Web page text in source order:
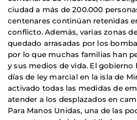
ciudad a más de 200.000
centenares continúan retenidas
conflicto. Además, varias zonas
quedado arrasadas por los
por lo que muchas familias han
y sus medios de vida. El gobierno
días de ley marcial en la isla de
activado todas las medidas de
atender a los desplazados en
Para Manos Unidas, una de las